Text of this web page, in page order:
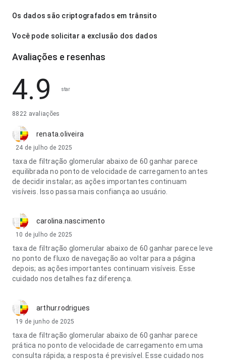
Os dados são criptografados em trânsito
Você pode solicitar a exclusão dos dados
Avaliações e resenhas
4.9 star
8822 avaliações
renata.oliveira
24 de julho de 2025
taxa de filtração glomerular abaixo de 60 ganhar parece
equilibrada no ponto de velocidade de carregamento antes
de decidir instalar; as ações importantes continuam
visíveis. Isso passa mais confiança ao usuário.
carolina.nascimento
10 de julho de 2025
taxa de filtração glomerular abaixo de 60 ganhar parece leve
no ponto de fluxo de navegação ao voltar para a página
depois; as ações importantes continuam visíveis. Esse
cuidado nos detalhes faz diferença.
arthur.rodrigues
19 de junho de 2025
taxa de filtração glomerular abaixo de 60 ganhar parece
prática no ponto de velocidade de carregamento em uma
consulta rápida; a resposta é previsível. Esse cuidado nos